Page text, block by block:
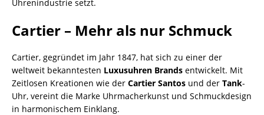
Uhrenindustrie setzt.
Cartier – Mehr als nur Schmuck
Cartier, gegründet im Jahr 1847, hat sich zu einer der
weltweit bekanntesten Luxusuhren Brands entwickelt. Mit
Zeitlosen Kreationen wie der Cartier Santos und der Tank-
Uhr, vereint die Marke Uhrmacherkunst und Schmuckdesign
in harmonischem Einklang.